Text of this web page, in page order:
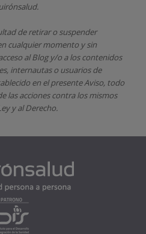
de retirar o suspender
cualquier momento y sin
al Blog y/o a los contenidos
internautas o usuarios de
en el presente Aviso, todo
las acciones contra los mismos
y al Derecho.